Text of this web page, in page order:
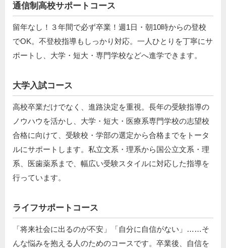
通信制高校サポートコース
留年なし！３年間で必ず卒業！週1日・朝10時からの登校
でOK。不登校指導もしっかり対応。一人ひとりを丁寧にサ
ポートし、大学・短大・専門学校などへ進学できます。
大学入試コース
高校卒業だけでなく、進路決定を重視。長年の受験指導の
ノウハウを活かし、大学・短大・医療系専門学校の志望校
合格に向けて、受験校・学部の選定から合格までをトータ
ルにサポートします。私立文系・理系から国公立文系・理
系、医歯薬系まで、幅広い受験スタイルに対応した指導を
行っています。
ライフサポートコース
「将来社会に出るのが不安」「自分に自信がない」……そ
んな悩みを抱える人のためのコースです。卒業後、自信を